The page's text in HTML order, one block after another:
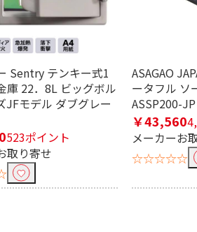
Sentry テンキー式1
庫 22．8L ビッグボル
JFモデル ダブグレー
523ポイント
取り寄せ
ASAGAO
ータフル ソ
ASSP200-JP
￥43,560
メーカーお
☆☆☆☆☆
ると、指定したワードを除外して検索しま
円~ 円
充電式 AC電源